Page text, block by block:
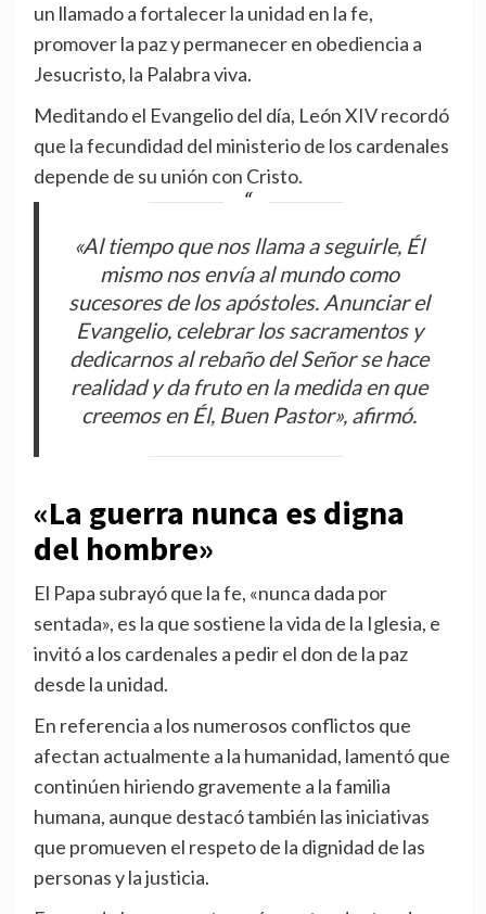
un llamado a fortalecer la unidad en la fe,
promover la paz y permanecer en obediencia a
Jesucristo, la Palabra viva.
Meditando el Evangelio del día, León XIV recordó
que la fecundidad del ministerio de los cardenales
depende de su unión con Cristo.
«Al tiempo que nos llama a seguirle, Él
mismo nos envía al mundo como
sucesores de los apóstoles. Anunciar el
Evangelio, celebrar los sacramentos y
dedicarnos al rebaño del Señor se hace
realidad y da fruto en la medida en que
creemos en Él, Buen Pastor», afirmó.
«La guerra nunca es digna
del hombre»
El Papa subrayó que la fe, «nunca dada por
sentada», es la que sostiene la vida de la Iglesia, e
invitó a los cardenales a pedir el don de la paz
desde la unidad.
En referencia a los numerosos conflictos que
afectan actualmente a la humanidad, lamentó que
continúen hiriendo gravemente a la familia
humana, aunque destacó también las iniciativas
que promueven el respeto de la dignidad de las
personas y la justicia.